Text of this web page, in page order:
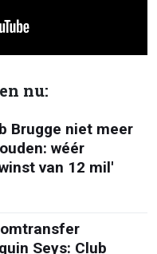
nu:
Brugge niet meer
wéér
van 12 mil'
Seys: Club